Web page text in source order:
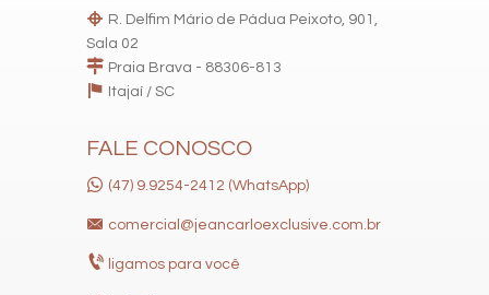
R. Delfim Mário de Pádua Peixoto, 901,
Sala 02
Praia Brava - 88306-813
Itajaí / SC
FALE CONOSCO
(47) 9.9254-2412 (WhatsApp)
comercial@jeancarloexclusive.com.br
ligamos para você